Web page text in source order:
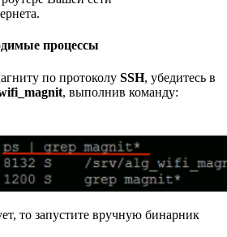
процессы
по протоколу SSH, убедитесь в
, выполнив команду:
то запустите вручную бинарник